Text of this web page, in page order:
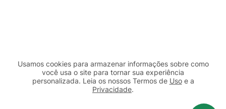
Usamos cookies para armazenar informações sobre como
você usa o site para tornar sua experiência
personalizada. Leia os nossos Termos de Usoe a
Privacidade.